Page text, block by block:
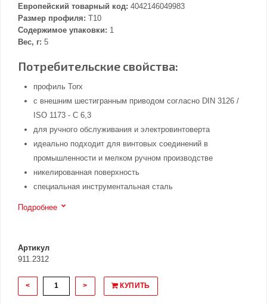
Европейский товарный код: 4042146049983
Размер профиля: T10
Содержимое упаковки: 1
Вес, г: 5
Потребительские свойства:
профиль Torx
с внешним шестигранным приводом согласно DIN 3126 /
ISO 1173 - C 6,3
для ручного обслуживания и электровинтоверта
идеально подходит для винтовых соединений в
промышленности и мелком ручном производстве
никелированная поверхность
специальная инструментальная сталь
Подробнее
Артикул
911.2312
< > КУПИТЬ